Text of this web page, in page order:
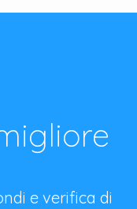
e verifica di